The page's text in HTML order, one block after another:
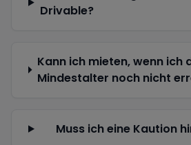
Drivable?
Kann ich mieten, wenn ich
Mindestalter noch nicht
Muss ich eine Kaution